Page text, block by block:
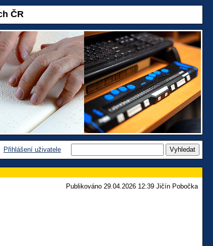
ČR
Přihlášení uživatele
Publikováno 29.04.2026 12:39 Jičín Pobočka